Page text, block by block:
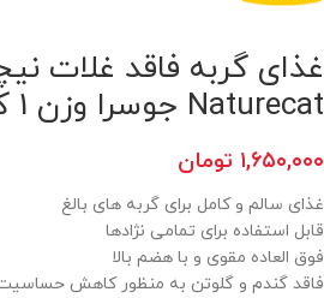
غذای گربه فاقد غلات
Naturecat جوسرا وزن 1 کیلوگرم فله
۱,۶۵۰,۰۰۰ تومان
غذای سالم و کامل برای گربه های بالغ
قابل استفاده برای تمامی نژادها
فوق العاده مقوی و با هضم بالا
فاقد گندم و گلوتن به منظور کاهش